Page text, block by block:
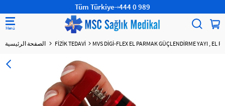
Tüm Türkiye 444 0 989
FİZİK TEDAVİ